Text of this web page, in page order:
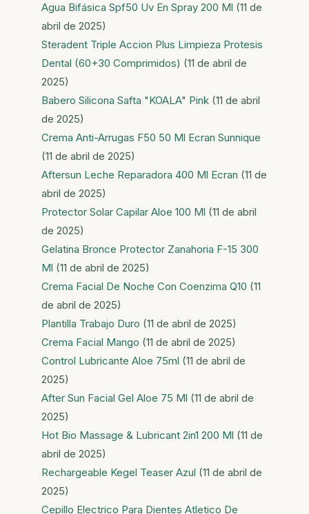
Agua Bifásica Spf50 Uv En Spray 200 Ml (11 de
abril de 2025)
Steradent Triple Accion Plus Limpieza Protesis
Dental (60+30 Comprimidos) (11 de abril de
2025)
Babero Silicona Safta "KOALA" Pink (11 de abril
de 2025)
Crema Anti-Arrugas F50 50 Ml Ecran Sunnique
(11 de abril de 2025)
Aftersun Leche Reparadora 400 Ml Ecran (11 de
abril de 2025)
Protector Solar Capilar Aloe 100 Ml (11 de abril
de 2025)
Gelatina Bronce Protector Zanahoria F-15 300
Ml (11 de abril de 2025)
Crema Facial De Noche Con Coenzima Q10 (11
de abril de 2025)
Plantilla Trabajo Duro (11 de abril de 2025)
Crema Facial Mango (11 de abril de 2025)
Control Lubricante Aloe 75ml (11 de abril de
2025)
After Sun Facial Gel Aloe 75 Ml (11 de abril de
2025)
Hot Bio Massage & Lubricant 2in1 200 Ml (11 de
abril de 2025)
Rechargeable Kegel Teaser Azul (11 de abril de
2025)
Cepillo Electrico Para Dientes Atletico De